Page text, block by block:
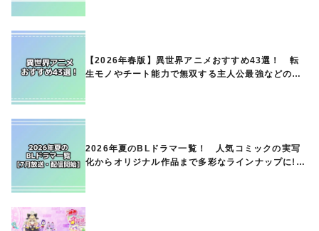
【2026年春版】異世界アニメおすすめ43選！ 転
生モノやチート能力で無双する主人公最強などの人
2026年夏のBLドラマ一覧！ 人気コミックの実写
化からオリジナル作品まで多彩なラインナップに!!